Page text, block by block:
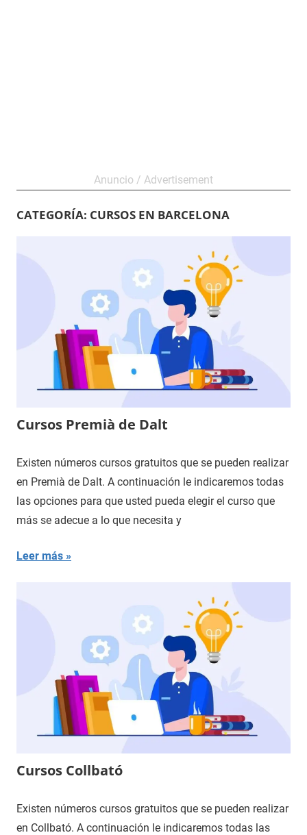
CATEGORÍA: CURSOS EN BARCELONA
Cursos Premià de Dalt
Existen números cursos gratuitos que se pueden realizar
en Premià de Dalt. A continuación le indicaremos todas
las opciones para que usted pueda elegir el curso que
más se adecue a lo que necesita y
Leer más
Cursos Collbató
Existen números cursos gratuitos que se pueden realizar
en Collbató. A continuación le indicaremos todas las